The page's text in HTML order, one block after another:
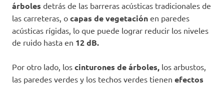
árboles detrás de las barreras acústicas tradicionales de
las carreteras, o capas de vegetación en paredes
acústicas rígidas, lo que puede lograr reducir los niveles
de ruido hasta en 12 dB.
Por otro lado, los cinturones de árboles, los arbustos,
las paredes verdes y los techos verdes tienen efectos